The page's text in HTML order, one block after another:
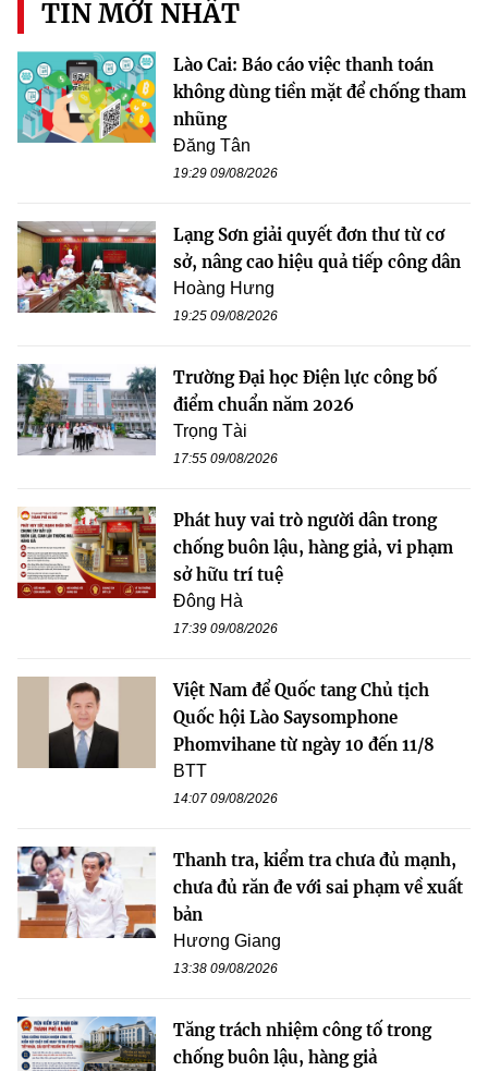
TIN MỚI NHẤT
Lào Cai: Báo cáo việc thanh toán
không dùng tiền mặt để chống tham
nhũng
Đăng Tân
19:29 09/08/2026
Lạng Sơn giải quyết đơn thư từ cơ
sở, nâng cao hiệu quả tiếp công dân
Hoàng Hưng
19:25 09/08/2026
Trường Đại học Điện lực công bố
điểm chuẩn năm 2026
Trọng Tài
17:55 09/08/2026
Phát huy vai trò người dân trong
chống buôn lậu, hàng giả, vi phạm
sở hữu trí tuệ
Đông Hà
17:39 09/08/2026
Việt Nam để Quốc tang Chủ tịch
Quốc hội Lào Saysomphone
Phomvihane từ ngày 10 đến 11/8
BTT
14:07 09/08/2026
Thanh tra, kiểm tra chưa đủ mạnh,
chưa đủ răn đe với sai phạm về xuất
bản
Hương Giang
13:38 09/08/2026
Tăng trách nhiệm công tố trong
chống buôn lậu, hàng giả